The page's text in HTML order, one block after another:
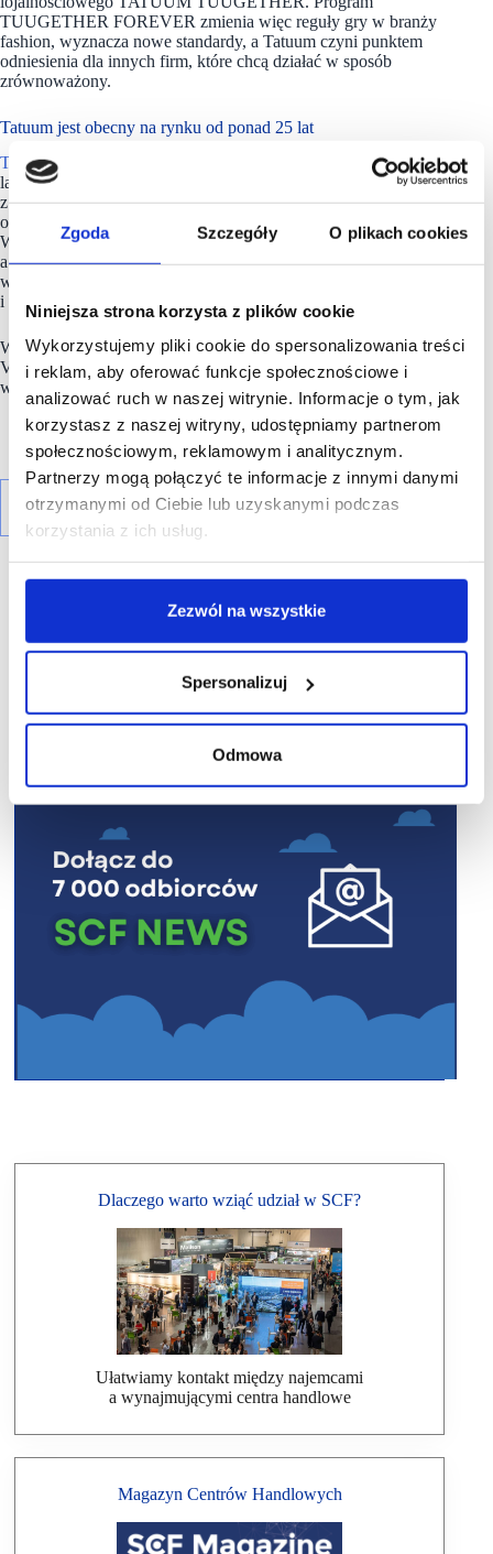
Zgoda Szczegóły O plikach cookies
Niniejsza strona korzysta z plików cookie
Wykorzystujemy pliki cookie do spersonalizowania treści
i reklam, aby oferować funkcje społecznościowe i
analizować ruch w naszej witrynie. Informacje o tym, jak
korzystasz z naszej witryny, udostępniamy partnerom
społecznościowym, reklamowym i analitycznym.
Partnerzy mogą połączyć te informacje z innymi danymi
otrzymanymi od Ciebie lub uzyskanymi podczas
korzystania z ich usług.
Zezwól na wszystkie
Spersonalizuj
Odmowa
TUUGETHER FOREVER zmienia więc reguły gry w branży
fashion, wyznacza nowe standardy, a Tatuum czyni punktem
odniesienia dla innych firm, które chcą działać w sposób
zrównoważony.
Tatuum jest obecny na rynku od ponad 25 lat
Tatuumto polska marka odzieżowa, która istniej od ponad 25
lat. Wyróżnia się filozofią łączenia klasycznej elegancji
z nowoczesnym designem, oferując kolekcje stworzone z myślą
o osobach ceniących komfort, styl i ponadczasowość.
W kolekcjachTatuum
wykorzystywane są naturalne materiały,
a każdy element odzieży charakteryzuje się starannym
wykonaniem oraz dbałością o detale, co zapewnia trwałość
i wysoką jakość kolekcji.
W 2024 roku Paweł Kapłon przy wsparciu funduszu AMC
V przejął pełną kontrolę nad Grupą KAN (Grupa), będącą
właścicielem Tatuum.
Dlaczego warto wziąć udział w SCF?
Ułatwiamy kontakt między najemcami
a wynajmującymi centra handlowe
Magazyn Centrów Handlowych